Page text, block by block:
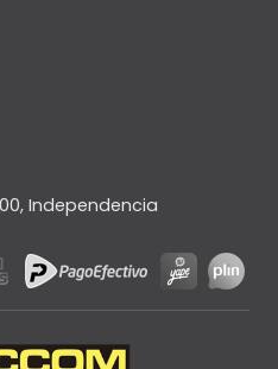
Independencia